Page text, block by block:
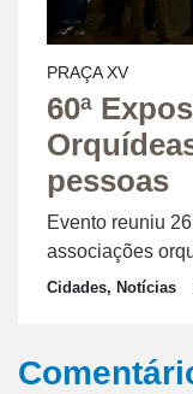
PRAÇA XV
60ª
pessoas
Evento reuniu
associações
Cidades, Notícias